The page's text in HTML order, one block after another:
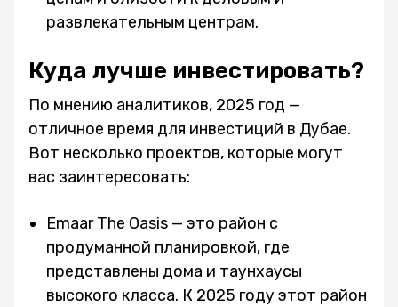
развлекательным центрам.
Куда лучше инвестировать?
По мнению аналитиков, 2025 год —
отличное время для инвестиций в Дубае.
Вот несколько проектов, которые могут
вас заинтересовать:
Emaar The Oasis — это район с
продуманной планировкой, где
представлены дома и таунхаусы
высокого класса. К 2025 году этот район